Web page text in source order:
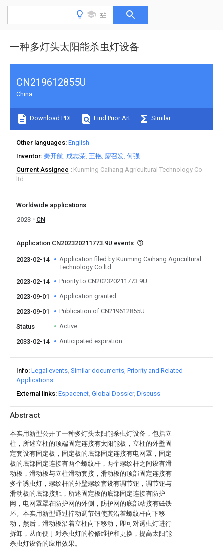
一种多灯头太阳能杀虫灯设备
Abstract
本实用新型公开了一种多灯头太阳能杀虫灯设备，包括立
柱，所述立柱的顶端固定连接有太阳能板，立柱的外壁固
定套设有固定板，固定板的底部固定连接有电网罩，固定
板的底部固定连接有两个螺纹杆，两个螺纹杆之间设有滑
动板，滑动板与立柱滑动套接，滑动板的顶部固定连接有
多个诱虫灯，螺纹杆的外壁螺纹套设有调节钮，调节钮与
滑动板的底部接触，所述固定板的底部固定连接有防护
网，电网罩罩在防护网的外侧，防护网的底部粘接有磁铁
环。本实用新型通过拧动调节钮使其沿着螺纹杆向下移
动，然后，滑动板沿着立柱向下移动，即可对诱虫灯进行
拆卸，从而便于对杀虫灯的检修维护和更换，提高太阳能
杀虫灯设备的应用效果。
CN219612855U
China
Download PDF Find Prior Art Similar
Other languages English
Inventor 秦开航 成志荣 王艳 廖召发 何强
Current Assignee
Kunming Caihang Agricultural Technology Co
ltd
Worldwide applications
2023
CN
Application CN202320211773.9U events
2023-02-14
Application filed by Kunming Caihang Agricultural
Technology Co ltd
2023-02-14
Priority to CN202320211773.9U
2023-09-01 Application granted
2023-09-01 Publication of CN219612855U
Status Active
2033-02-14 Anticipated expiration
Info Legal events Similar documents Priority and Related
Applications
External links Espacenet Global Dossier Discuss